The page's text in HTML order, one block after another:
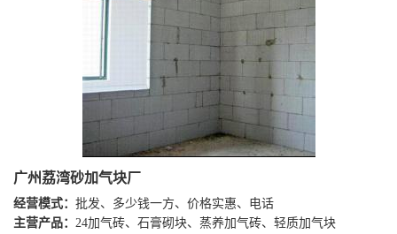
广州荔湾砂加气块厂
经营模式： 批发、多少钱一方、价格实惠、电话
主营产品： 24加气砖、石膏砌块、蒸养加气砖、轻质加气块